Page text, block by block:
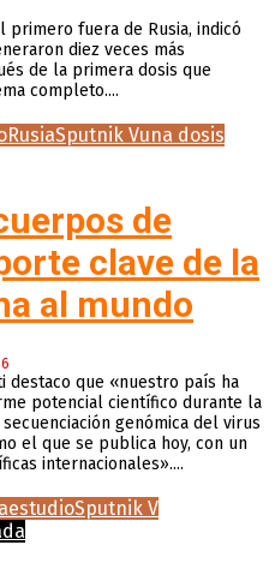
primero fuera de Rusia, indicó
diez veces más
de la primera dosis que
completo....
RusiaSputnik Vuna dosis
de
clave de la
al mundo
destaco que «nuestro país ha
potencial científico durante la
genómica del virus
el que se publica hoy, con un
internacionales»....
estudioSputnik V